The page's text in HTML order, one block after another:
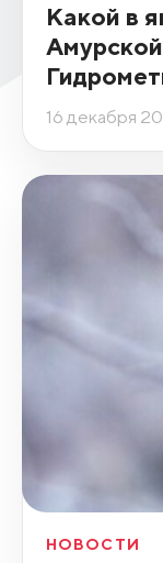
Какой в
16 декабря
НОВОСТИ